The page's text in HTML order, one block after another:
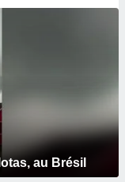
au Brésil